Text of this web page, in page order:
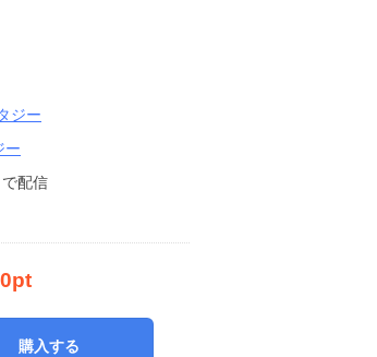
ジー
ー
で配信
購入する